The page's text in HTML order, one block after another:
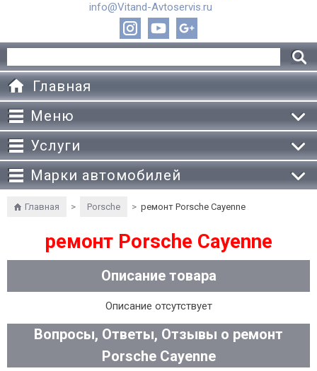
info@Vitand-Avtoservis.ru
Главная
Меню
Услуги
Марки автомобилей
Главная > Porsche > ремонт Porsche Cayenne
ремонт Porsche Cayenne
Описание товара
Описание отсутствует
Вопросы, Ответы, Отзывы о ремонт
Porsche Cayenne